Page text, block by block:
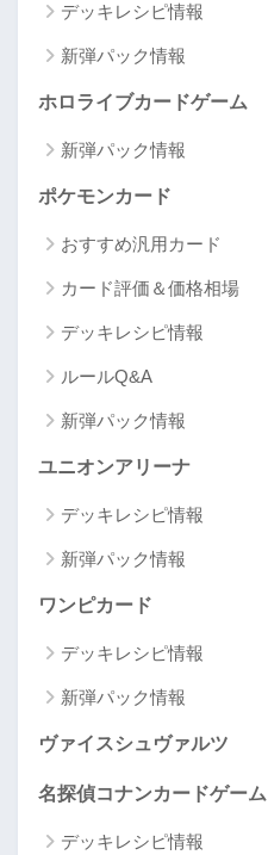
デッキレシピ情報
新弾パック情報
ホロライブカードゲーム
新弾パック情報
ポケモンカード
おすすめ汎用カード
カード評価＆価格相場
デッキレシピ情報
ルールQ&A
新弾パック情報
ユニオンアリーナ
デッキレシピ情報
新弾パック情報
ワンピカード
デッキレシピ情報
新弾パック情報
ヴァイスシュヴァルツ
名探偵コナンカードゲーム
デッキレシピ情報